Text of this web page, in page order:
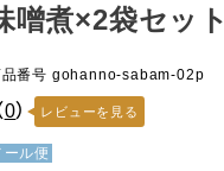
噌煮×2袋セット
番号 gohanno-sabam-02p
0） レビューを見る
ール便